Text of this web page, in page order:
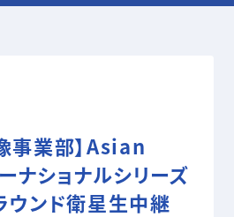
スタジオ部
ドールアップ
事業部】Asian
ナショナルシリーズ
ウンド衛星生中継